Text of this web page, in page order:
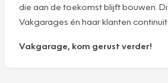
die aan de toekomst blijft bouwen.
Vakgarages én haar klanten
Vakgarage, kom gerust verder!